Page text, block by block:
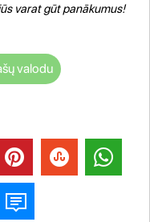
varat gūt panākumus!
valodu